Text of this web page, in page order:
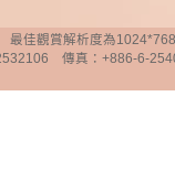
最佳觀賞解析度為1024*768
傳真：+886-6-